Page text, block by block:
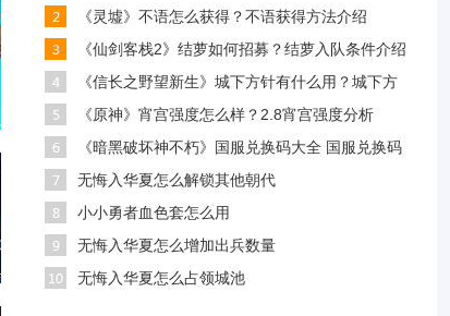
《灵墟》不语怎么获得？不语获得方法介绍
《仙剑客栈2》结萝如何招募？结萝入队条件介绍
《信长之野望新生》城下方针有什么用？城下方
《原神》宵宫强度怎么样？2.8宵宫强度分析
《暗黑破坏神不朽》国服兑换码大全 国服兑换码
无悔入华夏怎么解锁其他朝代
小小勇者血色套怎么用
无悔入华夏怎么增加出兵数量
无悔入华夏怎么占领城池